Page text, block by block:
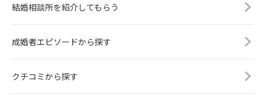
結婚相談所を紹介してもらう
成婚者エピソードから探す
クチコミから探す